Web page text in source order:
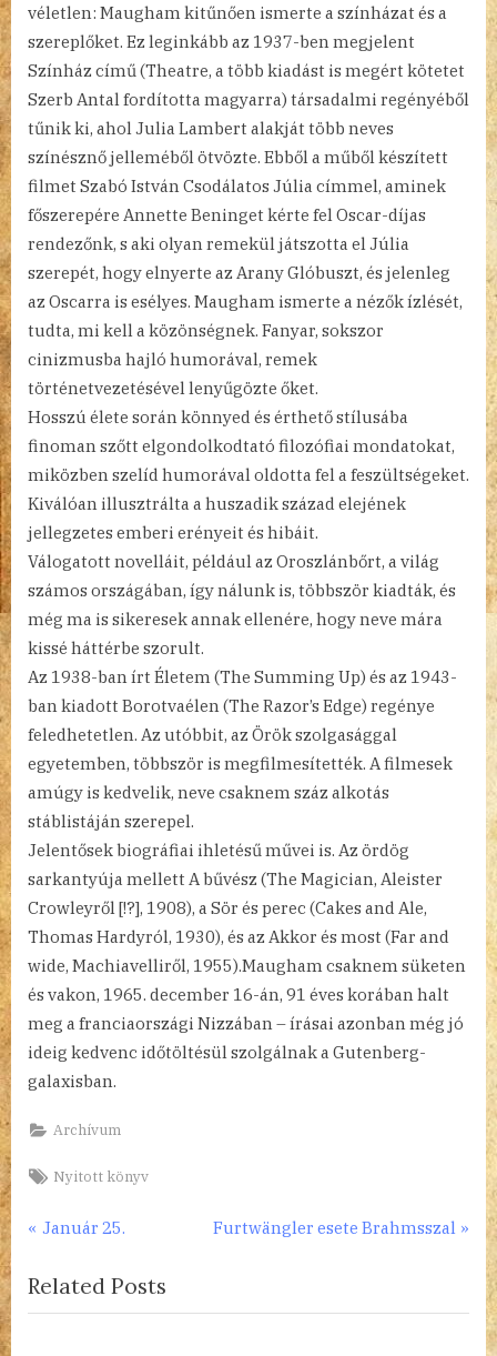
véletlen: Maugham kitűnően ismerte a színházat és a
szereplőket. Ez leginkább az 1937-ben megjelent
Színház című (Theatre, a több kiadást is megért kötetet
Szerb Antal fordította magyarra) társadalmi regényéből
tűnik ki, ahol Julia Lambert alakját több neves
színésznő jelleméből ötvözte. Ebből a műből készített
filmet Szabó István Csodálatos Júlia címmel, aminek
főszerepére Annette Beninget kérte fel Oscar-díjas
rendezőnk, s aki olyan remekül játszotta el Júlia
szerepét, hogy elnyerte az Arany Glóbuszt, és jelenleg
az Oscarra is esélyes. Maugham ismerte a nézők ízlését,
tudta, mi kell a közönségnek. Fanyar, sokszor
cinizmusba hajló humorával, remek
történetvezetésével lenyűgözte őket.
Hosszú élete során könnyed és érthető stílusába
finoman szőtt elgondolkodtató filozófiai mondatokat,
miközben szelíd humorával oldotta fel a feszültségeket.
Kiválóan illusztrálta a huszadik század elejének
jellegzetes emberi erényeit és hibáit.
Válogatott novelláit, például az Oroszlánbőrt, a világ
számos országában, így nálunk is, többször kiadták, és
még ma is sikeresek annak ellenére, hogy neve mára
kissé háttérbe szorult.
Az 1938-ban írt Életem (The Summing Up) és az 1943-
ban kiadott Borotvaélen (The Razor’s Edge) regénye
feledhetetlen. Az utóbbit, az Örök szolgasággal
egyetemben, többször is megfilmesítették. A filmesek
amúgy is kedvelik, neve csaknem száz alkotás
stáblistáján szerepel.
Jelentősek biográfiai ihletésű művei is. Az ördög
sarkantyúja mellett A bűvész (The Magician, Aleister
Crowleyről [!?], 1908), a Sör és perec (Cakes and Ale,
Thomas Hardyról, 1930), és az Akkor és most (Far and
wide, Machiavelliről, 1955).Maugham csaknem süketen
és vakon, 1965. december 16-án, 91 éves korában halt
meg a franciaországi Nizzában – írásai azonban még jó
ideig kedvenc időtöltésül szolgálnak a Gutenberg-
galaxisban.
Archívum
Tags:
Nyitott könyv
Bejegyzés
navigáció
P
e
v
Január 25.
N
t
Furtwängler esete Brahmsszal
Related Posts